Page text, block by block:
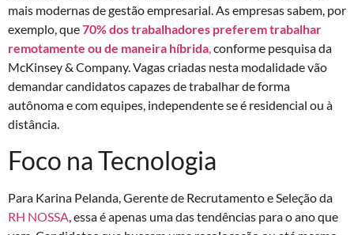
mais modernas de gestão empresarial. As empresas sabem, por
exemplo, que70% dos trabalhadores preferem trabalhar
remotamente ou de maneira híbrida,conforme pesquisa da
McKinsey & Company. Vagas criadas nesta modalidade vão
demandar candidatos capazes de trabalhar de forma
autônoma e com equipes, independente se é residencial ou à
distância.
Foco na Tecnologia
Para Karina Pelanda, Gerente de Recrutamento e Seleção da
RH NOSSA , essa é apenas uma das tendências para o ano que